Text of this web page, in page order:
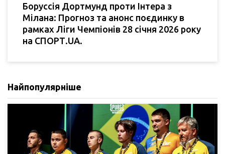
Боруссія Дортмунд проти Інтера з
Мілана: Прогноз та анонс поєдинку в
рамках Ліги Чемпіонів 28 січня 2026 року
на СПОРТ.UA.
Найпопулярніше